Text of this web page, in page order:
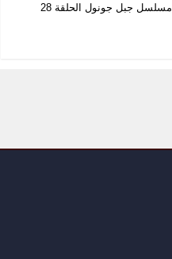
مسلسل جبل جونول الحلقة 28